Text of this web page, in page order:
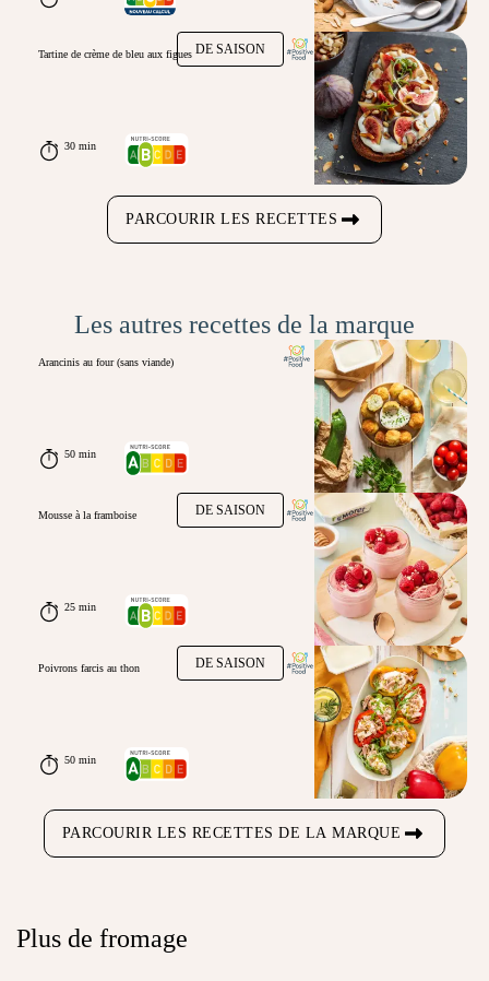
DE SAISON
Tartine de crème de bleu aux figues
30 min
PARCOURIR LES RECETTES
Les autres recettes de la marque
Arancinis au four (sans viande)
50 min
DE SAISON
Mousse à la framboise
25 min
DE SAISON
Poivrons farcis au thon
50 min
PARCOURIR LES RECETTES DE LA MARQUE
Plus de fromage